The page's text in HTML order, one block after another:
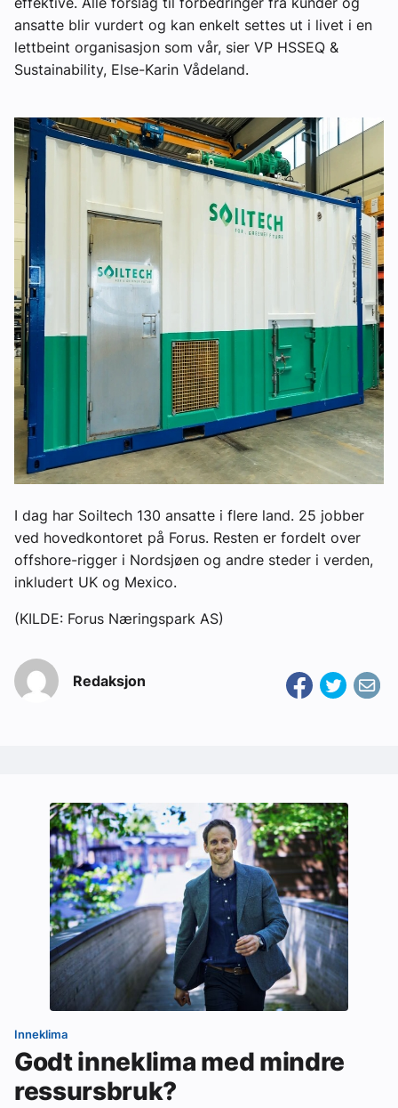
ansatte blir vurdert og kan enkelt settes ut i livet i en
lettbeint organisasjon som vår, sier VP HSSEQ &
Sustainability, Else-Karin Vådeland.
I dag har Soiltech 130 ansatte i flere land. 25 jobber
ved hovedkontoret på Forus. Resten er fordelt over
offshore-rigger i Nordsjøen og andre steder i verden,
inkludert UK og Mexico.
(KILDE: Forus Næringspark AS)
Redaksjon
Inneklima
Godt inneklima med mindre
ressursbruk?